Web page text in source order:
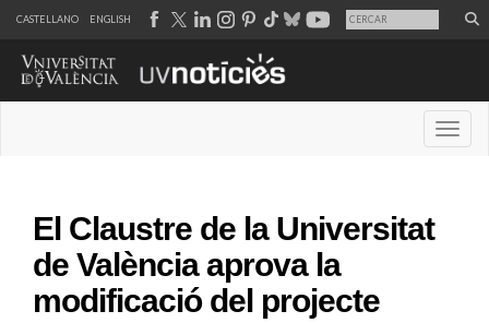
CASTELLANO ENGLISH
El Claustre de la Universitat
de València aprova la
modificació del projecte